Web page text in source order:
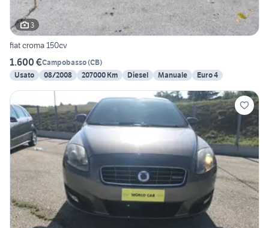
3
fiat croma 150cv
1.600 €Campobasso(CB)
Usato
08/2008 207000 Km Diesel Manuale Euro 4